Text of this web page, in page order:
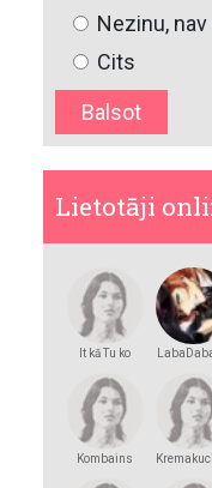
Nezinu,
Cits
Lietotāji
It kā Tu ko
Kombains